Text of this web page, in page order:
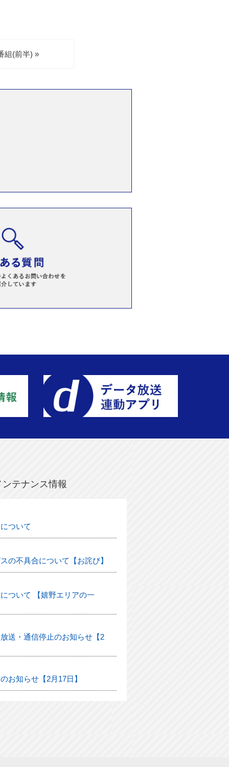
組(前半) »
テナンス情報
ついて
の不具合について【お詫び】
ついて 【嬉野エリアの一
送・通信停止のお知らせ【2
お知らせ【2月17日】